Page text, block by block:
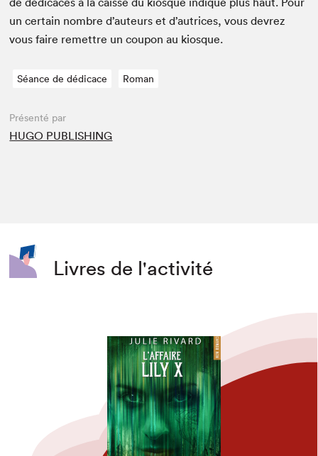
un cer­tain nom­bre d’auteurs et d’autrices, vous devrez
vous faire remet­tre un coupon au kiosque.
Séance de dédicace Roman
Présenté par
HUGO PUBLISHING
Livres de l'activité